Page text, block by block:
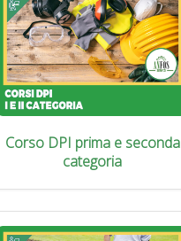
Corso DPI prima e seconda
categoria